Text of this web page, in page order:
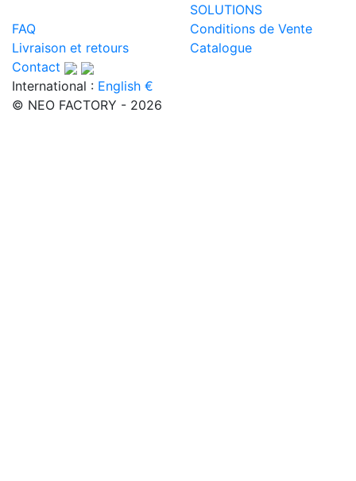
SOLUTIONS
FAQ
Conditions de Vente
Livraison et retours
Catalogue
Contact
International : English €
© NEO FACTORY - 2026